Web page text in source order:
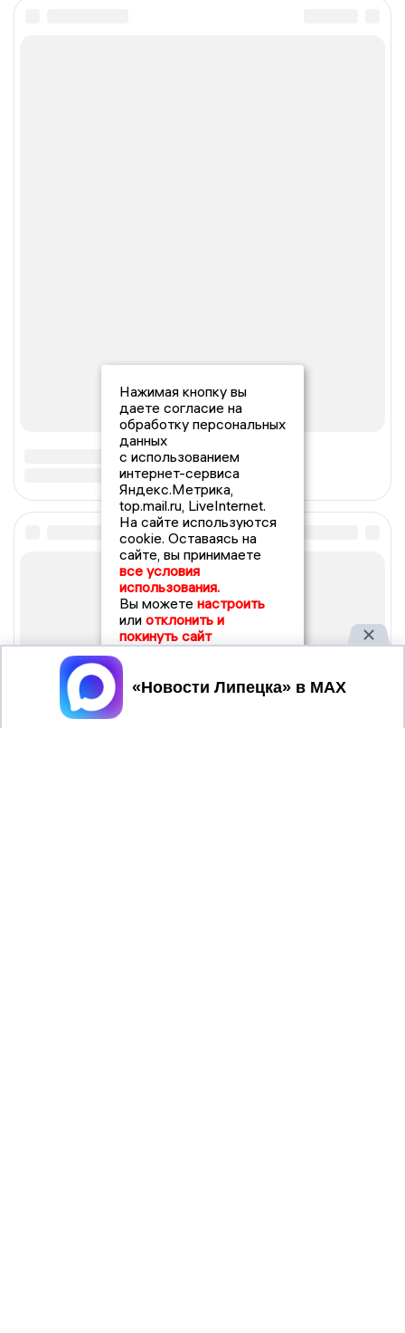
Нажимая кнопку вы
даете согласие на
обработку персональных
данных
с использованием
интернет-сервиса
Яндекс.Метрика,
top.mail.ru, LiveInternet.
На сайте используются
cookie. Оставаясь на
сайте, вы принимаете
все условия
использования.
Вы можете настроить
или отклонить и
покинуть сайт
Принять